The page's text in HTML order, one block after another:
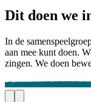
Dit doen we
In de
aan mee kunt doen.
zingen. We doen